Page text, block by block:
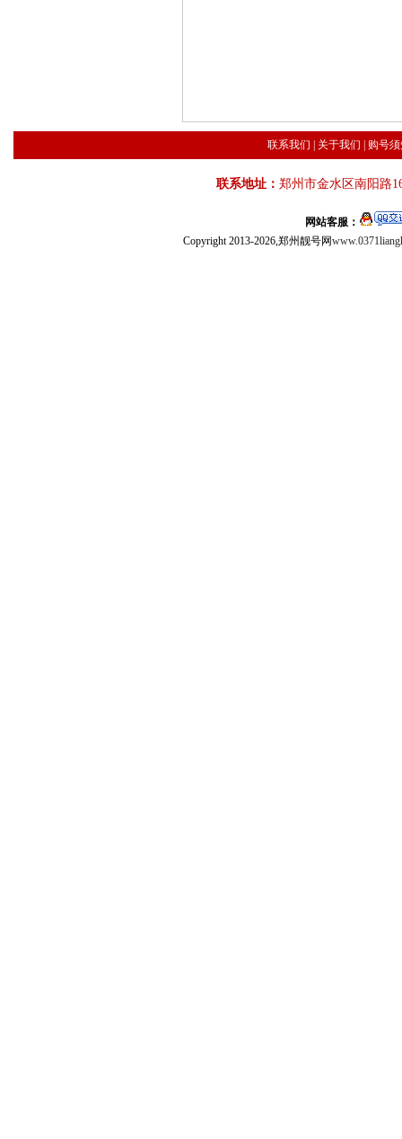
联系我们 关于我们 购号
联系地址： 郑州市金水区南阳路
网站客服：
Copyright 2013-2026,郑州靓号网